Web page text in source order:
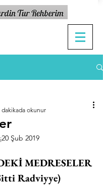
dakikada okunur
20 Şub 2019
MEDRESELER
Radviyye)